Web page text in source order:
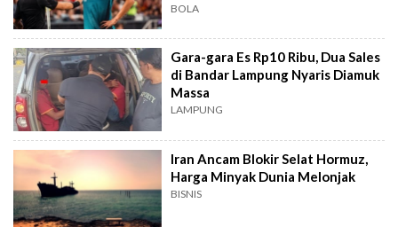
BOLA
Gara-gara Es Rp10 Ribu, Dua Sales
di Bandar Lampung Nyaris Diamuk
Massa
LAMPUNG
Iran Ancam Blokir Selat Hormuz,
Harga Minyak Dunia Melonjak
BISNIS